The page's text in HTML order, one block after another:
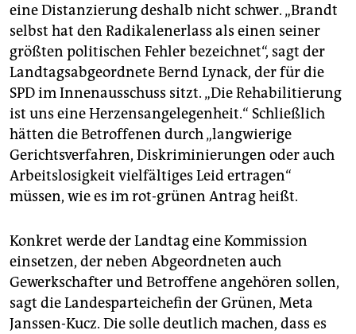
eine Distanzierung deshalb nicht schwer. „Brandt
selbst hat den Radikalenerlass als einen seiner
größten politischen Fehler bezeichnet“, sagt der
Landtagsabgeordnete Bernd Lynack, der für die
SPD im Innenausschuss sitzt. „Die Rehabilitierung
ist uns eine Herzensangelegenheit.“ Schließlich
hätten die Betroffenen durch „langwierige
Gerichtsverfahren, Diskriminierungen oder auch
Arbeitslosigkeit vielfältiges Leid ertragen“
müssen, wie es im rot-grünen Antrag heißt.
Konkret werde der Landtag eine Kommission
einsetzen, der neben Abgeordneten auch
Gewerkschafter und Betroffene angehören sollen,
sagt die Landesparteichefin der Grünen, Meta
Janssen-Kucz. Die solle deutlich machen, dass es